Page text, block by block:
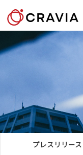
プレスリリース